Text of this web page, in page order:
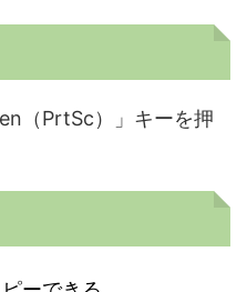
（PrtSc）」キーを押